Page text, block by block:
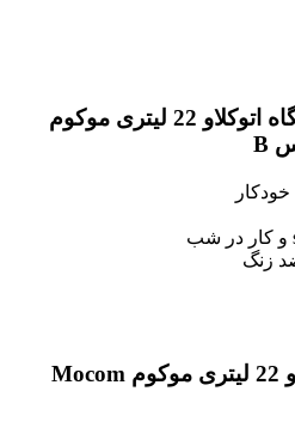
عوامل مؤثر در خرید دستگاه اتوکلاو 22 لیتری موکوم
زنگ
ویژگی های دستگاه اتوکلاو 22 لیتری موکوم Mocom